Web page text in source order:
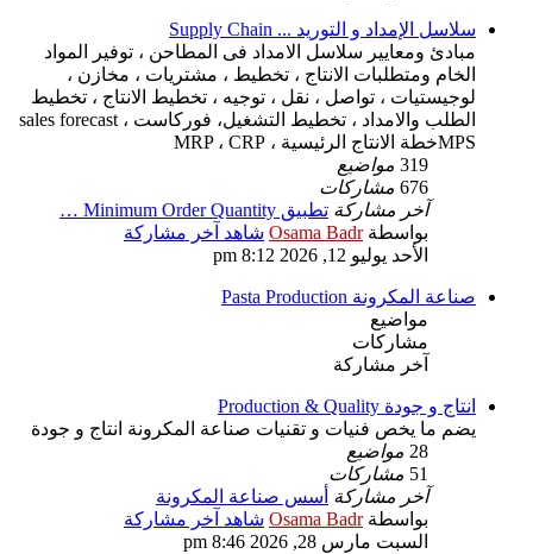
سلاسل الإمداد و التوريد ... Supply Chain
مبادئ ومعايير سلاسل الامداد فى المطاحن ، توفير المواد
الخام ومتطلبات الانتاج ، تخطيط ، مشتريات ، مخازن ،
لوجيستيات ، تواصل ، نقل ، توجيه ، تخطيط الانتاج ، تخطيط
الطلب والامداد ، تخطيط التشغيل، فوركاست sales forecast ،
MPSخطة الانتاج الرئيسية ، MRP ، CRP
319 مواضيع
676 مشاركات
آخر مشاركة تطبيق Minimum Order Quantity …
بواسطةOsama Badr شاهد آخر مشاركة
الأحد يوليو 12, 2026 8:12 pm
صناعة المكرونة Pasta Production
مواضيع
مشاركات
آخر مشاركة
انتاج و جودة Production & Quality
يضم ما يخص فنيات و تقنيات صناعة المكرونة انتاج و جودة
28 مواضيع
51 مشاركات
آخر مشاركة أسس صناعة المكرونة
بواسطةOsama Badr شاهد آخر مشاركة
السبت مارس 28, 2026 8:46 pm